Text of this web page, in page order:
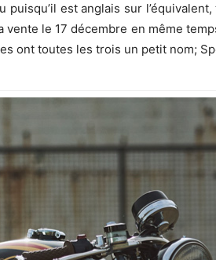
est anglais sur
le 17 décembre en même
ont toutes les trois un petit nom;